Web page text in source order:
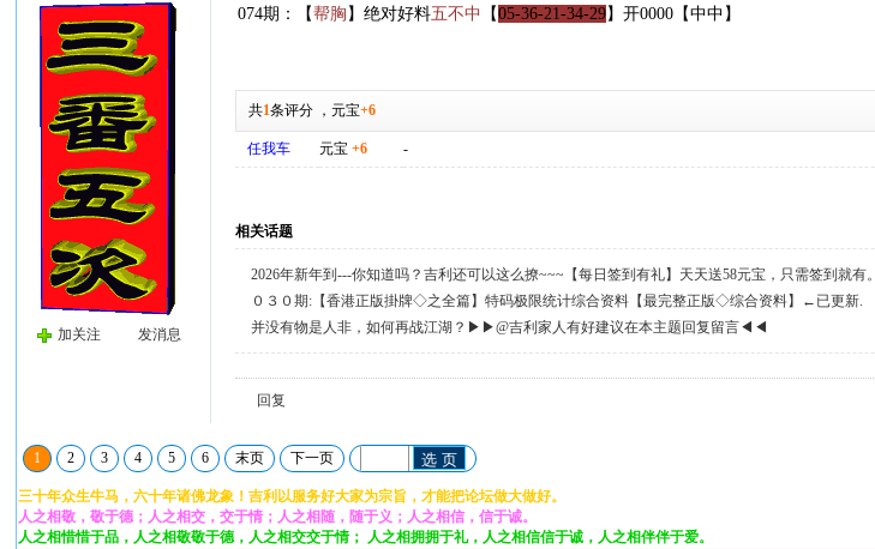
加关注 发消息
074期：【帮胸 】绝对好料五不中 【05-36-21-34-29】开0000【中中】
共1条评分 ，元宝+6
任我车 元宝+6 -
相关话题
2026年新年到---你知道吗？吉利还可以这么撩~~~【每日签到有礼】天天送58元宝，只需签到就有。
０３０期:【香港正版掛牌◇之全篇】特码极限统计综合资料【最完整正版◇综合资料】←已更新.
并没有物是人非，如何再战江湖？▶▶@吉利家人有好建议在本主题回复留言◀◀
回复
1 2 3 4 5 6 末页 下一页 选 页
三十年众生牛马，六十年诸佛龙象！吉利以服务好大家为宗旨，才能把论坛做大做好。
人之相敬，敬于德；人之相交，交于情；人之相随，随于义；人之相信，信于诚。
人之相惜惜于品，人之相敬敬于德，人之相交交于情； 人之相拥拥于礼，人之相信信于诚，人之相伴伴于爱。